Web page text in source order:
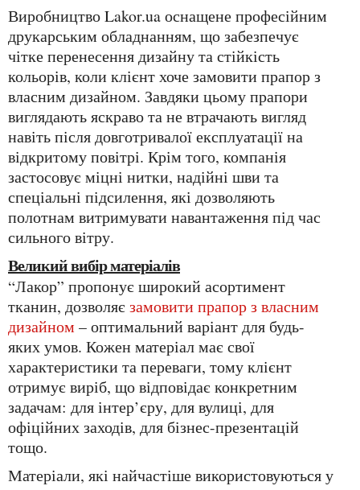
Виробництво Lakor.ua оснащене професійним
друкарським обладнанням, що забезпечує
чітке перенесення дизайну та стійкість
кольорів, коли клієнт хоче замовити прапор з
власним дизайном. Завдяки цьому прапори
виглядають яскраво та не втрачають вигляд
навіть після довготривалої експлуатації на
відкритому повітрі. Крім того, компанія
застосовує міцні нитки, надійні шви та
спеціальні підсилення, які дозволяють
полотнам витримувати навантаження під час
сильного вітру.
Великий вибір матеріалів
“Лакор” пропонує широкий асортимент
тканин, дозволяє замовити прапор з власним
дизайном – оптимальний варіант для будь-
яких умов. Кожен матеріал має свої
характеристики та переваги, тому клієнт
отримує виріб, що відповідає конкретним
задачам: для інтер’єру, для вулиці, для
офіційних заходів, для бізнес-презентацій
тощо.
Матеріали, які найчастіше використовуються у